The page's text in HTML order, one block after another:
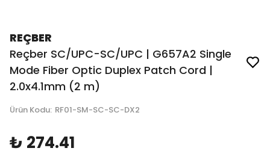
REÇBER
Reçber SC/UPC-SC/UPC | G657A2 Single
Mode Fiber Optic Duplex Patch Cord |
2.0x4.1mm (2 m)
Ürün Kodu: RF01-SM-SC-SC-DX2
₺ 274.41